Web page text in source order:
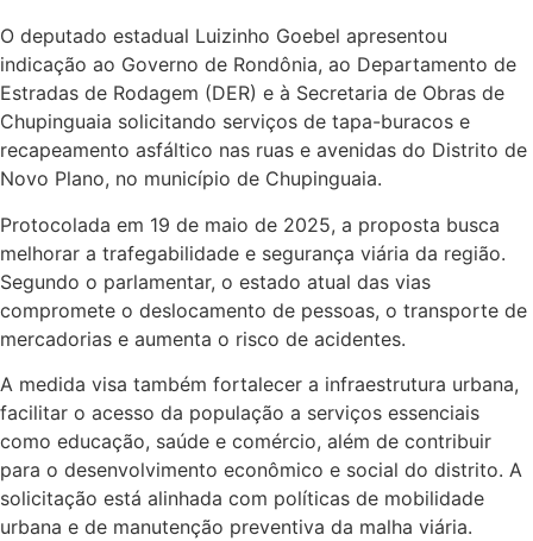
O deputado estadual Luizinho Goebel apresentou
indicação ao Governo de Rondônia, ao Departamento de
Estradas de Rodagem (DER) e à Secretaria de Obras de
Chupinguaia solicitando serviços de tapa-buracos e
recapeamento asfáltico nas ruas e avenidas do Distrito de
Novo Plano, no município de Chupinguaia.
Protocolada em 19 de maio de 2025, a proposta busca
melhorar a trafegabilidade e segurança viária da região.
Segundo o parlamentar, o estado atual das vias
compromete o deslocamento de pessoas, o transporte de
mercadorias e aumenta o risco de acidentes.
A medida visa também fortalecer a infraestrutura urbana,
facilitar o acesso da população a serviços essenciais
como educação, saúde e comércio, além de contribuir
para o desenvolvimento econômico e social do distrito. A
solicitação está alinhada com políticas de mobilidade
urbana e de manutenção preventiva da malha viária.